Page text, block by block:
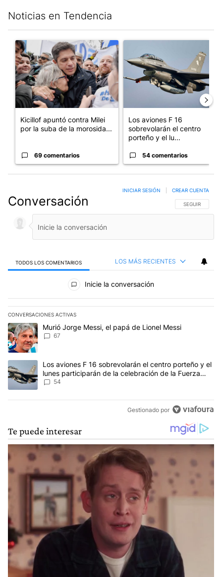
Noticias en Tendencia
Un artículo de tendencia con el título "Kicillof apuntó contra
Kicillof apuntó contra Milei
por la suba de la morosida...
69 comentarios
Los aviones F 16
sobrevolarán el centro
porteño y el lu...
54 comentarios
Conversación SIGA ESTA
SEGUIR
INICIAR SESIÓN CREAR CUENTA
TODOS LOS COMENTARIOS LOS MÁS RECIENTES
Todos los comentarios
Inicie la conversación
CONVERSACIONES ACTIVAS
Este listado muestra los artículos con más comentarios en los
Un artículo de tendencia con el título "Murió Jorge Messi, el
Murió Jorge Messi, el papá de Lionel Messi
67
Un artículo de tendencia con el título "Los aviones F 16
Los aviones F 16 sobrevolarán el centro porteño y el
lunes participarán de la celebración de la Fuerza
Aérea
54
Gestionado por